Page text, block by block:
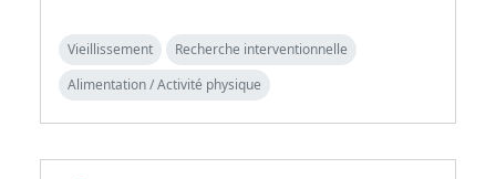
Vieillissement
Recherche interventionnelle
Alimentation / Activité physique